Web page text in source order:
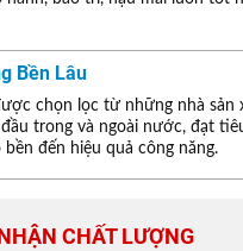
Bền Lâu
chọn lọc từ những nhà sản
trong và ngoài nước, đạt
đến hiệu quả công năng.
CHẤT LƯỢNG